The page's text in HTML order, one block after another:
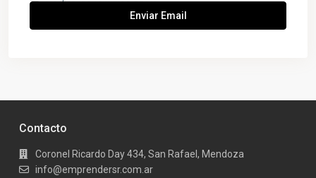
Contacto
Coronel Ricardo Day 434, San Rafael, Mendoza
info@emprendersr.com.ar